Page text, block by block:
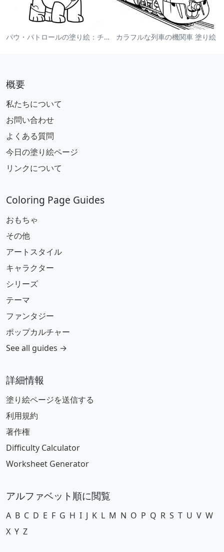
パウ・パトロールの塗り絵：チェイス カラフルな列車の機関車 塗り絵
概要
私たちについて
お問い合わせ
よくある質問
今日の塗り絵ページ
リンクについて
Coloring Page Guides
おもちゃ
その他
アートスタイル
キャラクター
シリーズ
テーマ
ファンタジー
ポップカルチャー
See all guides →
詳細情報
塗り絵ページを送信する
利用規約
著作権
Difficulty Calculator
Worksheet Generator
アルファベット順に閲覧
A B C D E F G H I J K L M N O P Q R S T U V W
X Y Z